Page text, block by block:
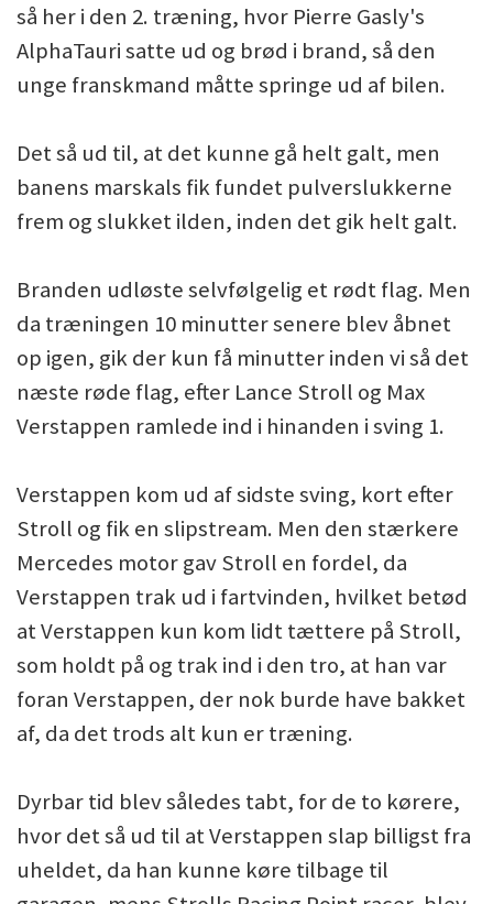
så her i den 2. træning, hvor Pierre Gasly's
AlphaTauri satte ud og brød i brand, så den
unge franskmand måtte springe ud af bilen.
Det så ud til, at det kunne gå helt galt, men
banens marskals fik fundet pulverslukkerne
frem og slukket ilden, inden det gik helt galt.
Branden udløste selvfølgelig et rødt flag. Men
da træningen 10 minutter senere blev åbnet
op igen, gik der kun få minutter inden vi så det
næste røde flag, efter Lance Stroll og Max
Verstappen ramlede ind i hinanden i sving 1.
Verstappen kom ud af sidste sving, kort efter
Stroll og fik en slipstream. Men den stærkere
Mercedes motor gav Stroll en fordel, da
Verstappen trak ud i fartvinden, hvilket betød
at Verstappen kun kom lidt tættere på Stroll,
som holdt på og trak ind i den tro, at han var
foran Verstappen, der nok burde have bakket
af, da det trods alt kun er træning.
Dyrbar tid blev således tabt, for de to kørere,
hvor det så ud til at Verstappen slap billigst fra
uheldet, da han kunne køre tilbage til